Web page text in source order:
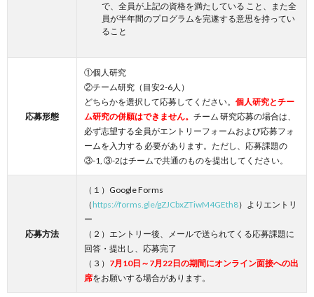
で、全員が上記の資格を満たしている こと、また全
員が半年間のプログラムを完遂する意思を持ってい
ること
応募形態
①個人研究
②チーム研究（目安2-6人）
どちらかを選択して応募してください。 個人研究とチー
ム研究の併願はできません。 チーム 研究応募の場合は、
必ず志望する全員がエントリーフォームおよび応募フォ
ームを入力する 必要があります。ただし、応募課題の
③-1, ③-2はチームで共通のものを提出してください。
応募方法
（１）Google Forms
（https://forms.gle/gZJCbxZTiwM4GEth8）よりエントリ
ー
（２）エントリー後、メールで送られてくる応募課題に
回答・提出し、応募完了
（３） 7月10日～7月22日の期間にオンライン面接への出
席をお願いする場合があります。